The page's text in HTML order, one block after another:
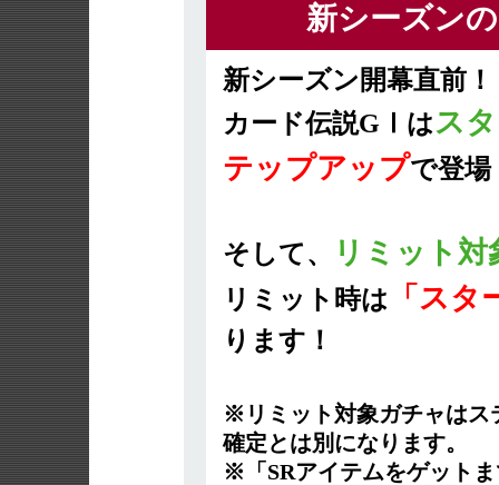
新シーズン
新シーズン開幕直前！
カード伝説GⅠはス
テップアップで登場
そして、 リミット
リミット時は 「ス
ります！
※リミット対象ガチャはス
確定とは別になります。
※「SRアイテムをゲット